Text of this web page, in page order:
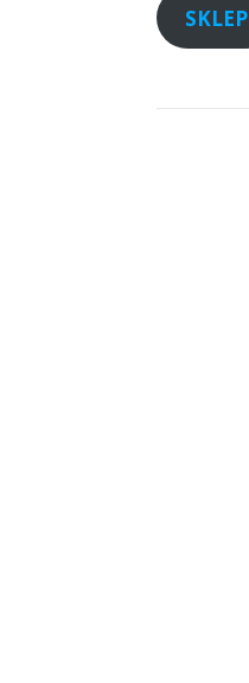
SKLEP